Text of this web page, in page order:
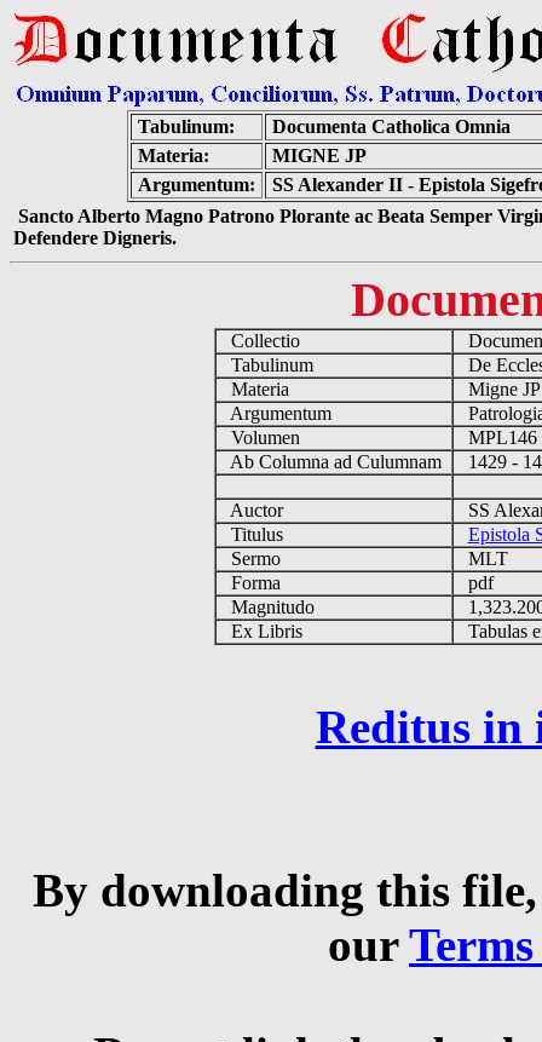
Tabulinum:
Documenta Catholica Omnia
Materia:
MIGNE JP
Argumentum:
SS Alexander II - Epistola
Sancto Alberto Magno Patrono Plorante ac Beata Semper
Defendere Digneris.
Collectio
Tabulinum
De
Materia
Migne
Argumentum
Volumen
Ab Columna ad Culumnam
1429 -
Auctor
SS
Titulus
Epistola
Sermo
MLT
Forma
pdf
Magnitudo
Ex Libris
Tabulas
Reditus in
By downloading this
our